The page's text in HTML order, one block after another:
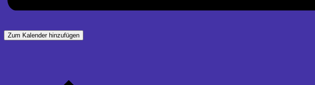
Zum Kalender hinzufügen